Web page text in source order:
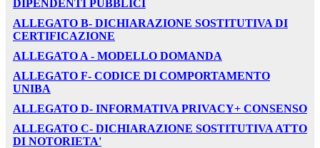
DIPENDENTI PUBBLICI
ALLEGATO B- DICHIARAZIONE SOSTITUTIVA DI
CERTIFICAZIONE
ALLEGATO A - MODELLO DOMANDA
ALLEGATO F- CODICE DI COMPORTAMENTO
UNIBA
ALLEGATO D- INFORMATIVA PRIVACY+ CONSENSO
ALLEGATO C- DICHIARAZIONE SOSTITUTIVA ATTO
DI NOTORIETA'